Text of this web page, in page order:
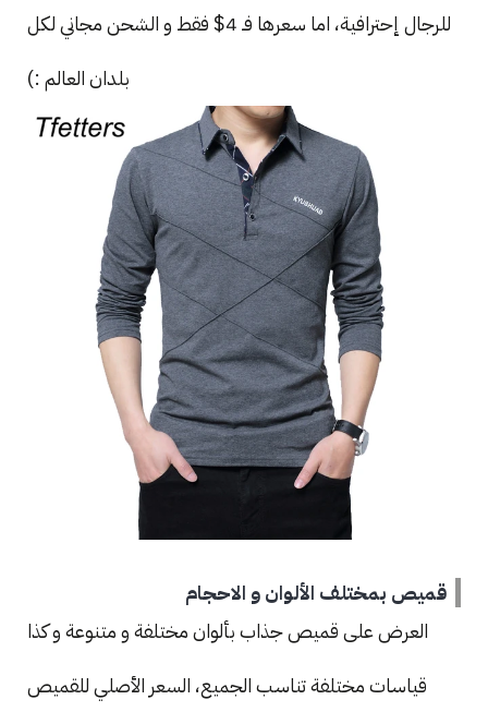
للرجال إحترافية، اما سعرها فـ 4$ فقط و الشحن مجاني لكل
بلدان العالم :)
قميص بمختلف الألوان و الاحجام
العرض على قميص جذاب بألوان مختلفة و متنوعة و كذا
قياسات مختلفة تناسب الجميع، السعر الأصلي للقميص